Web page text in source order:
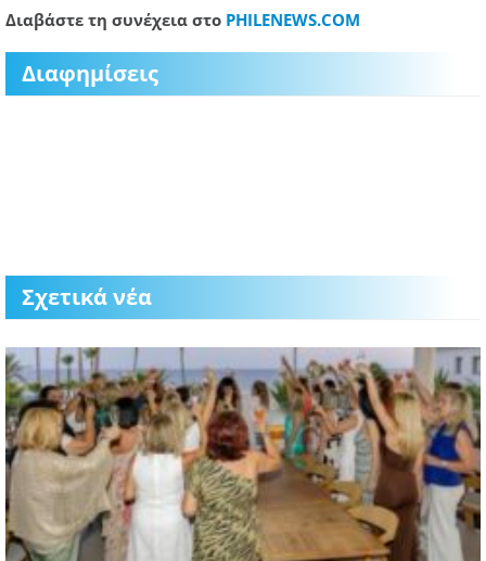
Διαβάστε τη συνέχεια στο PHILENEWS.COM
Διαφημίσεις
Σχετικά νέα